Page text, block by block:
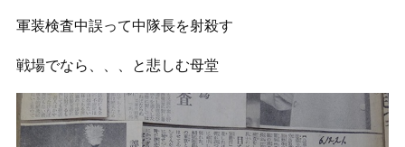
軍装検査中誤って中隊長を射殺す
戦場でなら、、、と悲しむ母堂